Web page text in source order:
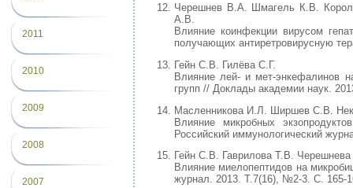
2011
2010
2009
2008
2007
Черешнев В.А. Шмагель К.В.
А.В.
Влияние коинфекции вирусом
получающих антиретровирусную
Гейн С.В. Гилёва С.Г.
Влияние лей- и мет-энкефалинов
групп // Доклады академии наук.
Масленникова И.Л. Ширшев С.В.
Влияние микробных
Российский иммунологический
Гейн С.В. Гаврилова Т.В.
Влияние миелопептидов на
журнал. 2013. Т.7(16), №2-3. С. 165-